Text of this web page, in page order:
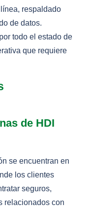
respaldado
de datos.
todo el estado de
que requiere
de HDI
se encuentran en
los clientes
seguros,
relacionados con